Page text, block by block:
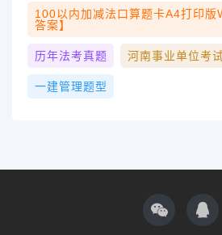
100以内加减法口算题卡a4打印
答案】
历年法考真题 河南事业单位考
一建管理题型